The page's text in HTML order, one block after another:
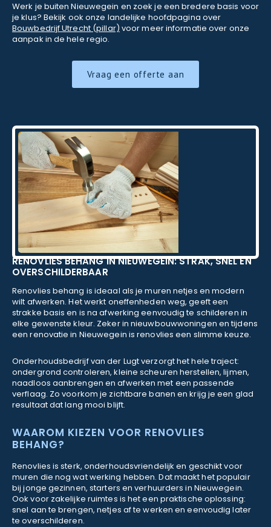
Werk je buiten Nieuwegein en zoek je een bredere basis voor
je klus? Bekijk ook onze landelijke hoofdpagina over
Bouwbedrijf Utrecht (pillar) voor meer informatie over onze
aanpak in de hele regio.
Vraag een offerte aan
RENOVLIES BEHANG IN NIEUWEGEIN: STRAK, SNEL EN
OVERSCHILDERBAAR
Renovlies behang is ideaal als je muren netjes en modern
wilt afwerken. Het werkt oneffenheden weg, geeft een
strakke basis en is na afwerking eenvoudig te schilderen in
elke gewenste kleur. Zeker in nieuwbouwwoningen en tijdens
een renovatie in Nieuwegein is renovlies een slimme keuze.
Onderhoudsbedrijf van der Lugt verzorgt het hele traject:
ondergrond controleren, kleine scheuren herstellen, lijmen,
naadloos aanbrengen en afwerken met een passende
verflaag. Zo voorkom je zichtbare banen en krijg je een glad
resultaat dat lang mooi blijft.
WAAROM KIEZEN VOOR RENOVLIES
BEHANG?
Renovlies is sterk, onderhoudsvriendelijk en geschikt voor
muren die nog wat werking hebben. Dat maakt het populair
bij jonge gezinnen, starters en verhuurders in Nieuwegein.
Ook voor zakelijke ruimtes is het een praktische oplossing:
snel aan te brengen, netjes af te werken en eenvoudig later
te overschilderen.